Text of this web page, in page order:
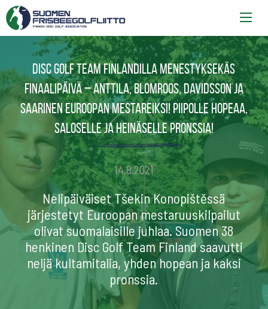
Disc Golf Team Finlandilla menestyksekäs
finaalipäivä – Anttila, Blomroos, Davidsson ja
Saarinen Euroopan mestareiksi! Piipolle hopeaa,
Saloselle ja Heinäselle pronssia!
14.8.2021
Nelipäiväiset Tšekin Konopištěssä
järjestetyt Euroopan mestaruuskilpailut
olivat suomalaisille juhlaa. Suomen 38
henkinen Disc Golf Team Finland saavutti
neljä kultamitalia, yhden hopean ja kaksi
pronssia.